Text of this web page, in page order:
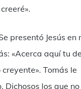
presentó Jesús en
«Acerca aquí tu
Tomás le
Dichosos los que